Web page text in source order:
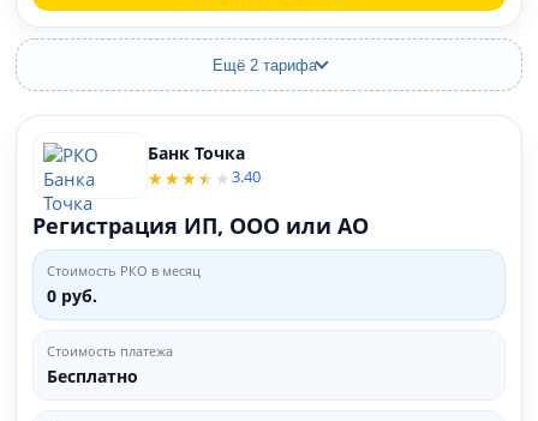
Ещё 2 тарифа
Банк Точка
3.40
Регистрация ИП, ООО или АО
Стоимость РКО в месяц
0 руб.
Стоимость платежа
Бесплатно